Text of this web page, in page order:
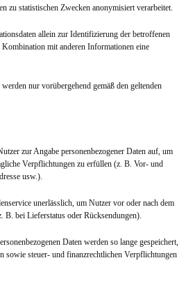
zu statistischen Zwecken anonymisiert verarbeitet.
allein zur Identifizierung der betroffenen
mit anderen Informationen eine
nur vorübergehend gemäß den geltenden
zur Angabe personenbezogener Daten auf, um
Verpflichtungen zu erfüllen (z. B. Vor- und
usw.).
unerlässlich, um Nutzer vor oder nach dem
B. bei Lieferstatus oder Rücksendungen).
Daten werden so lange gespeichert,
sowie steuer- und finanzrechtlichen Verpflichtungen